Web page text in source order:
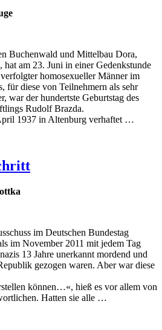
Buchenwald und Mittelbau Dora,
am 23. Juni in einer Gedenkstunde
homosexueller Männer im
für diese von Teilnehmern als sehr
war der hundertste Geburtstag des
Rudolf Brazda.
1937 in Altenburg verhaftet …
im Deutschen Bundestag
im November 2011 mit jedem Tag
13 Jahre unerkannt mordend und
gezogen waren. Aber war diese
können…«, hieß es vor allem von
Hatten sie alle …